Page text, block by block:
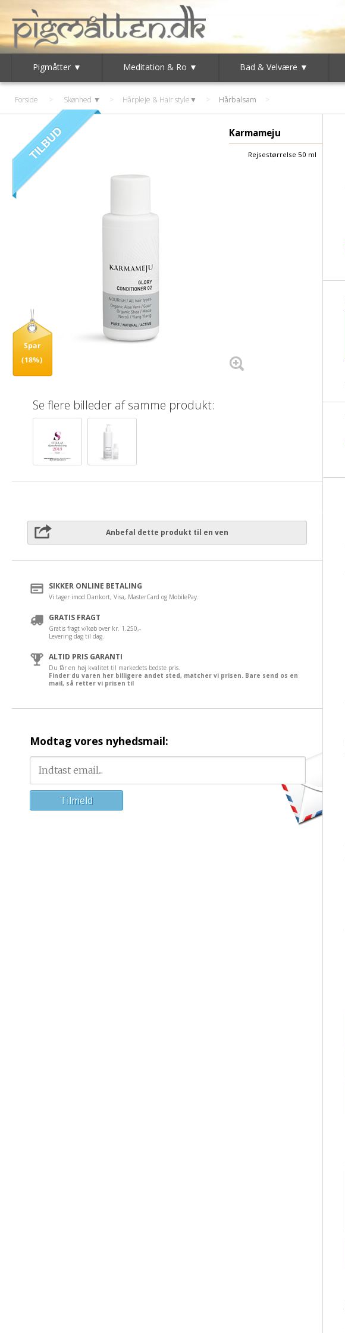
Pigmåtter ▼ Meditation & Ro ▼ Bad & Velvære ▼
Forside > Skønhed ▼ > Hårpleje & Hair style▼ > Hårbalsam
Karmameju
Rejsestørrelse 50 ml
Spar
(18%)
Se flere billeder af samme produkt:
Anbefal dette produkt til en ven
SIKKER ONLINE BETALING
Vi tager imod Dankort, Visa, MasterCard og MobilePay.
GRATIS FRAGT
Gratis fragt v/køb over kr. 1.250,-
Levering dag til dag.
ALTID PRIS GARANTI
Du får en høj kvalitet til markedets bedste pris.
Finder du varen her billigere andet sted, matcher vi prisen. Bare send os en
mail, så retter vi prisen til
Modtag vores nyhedsmail: